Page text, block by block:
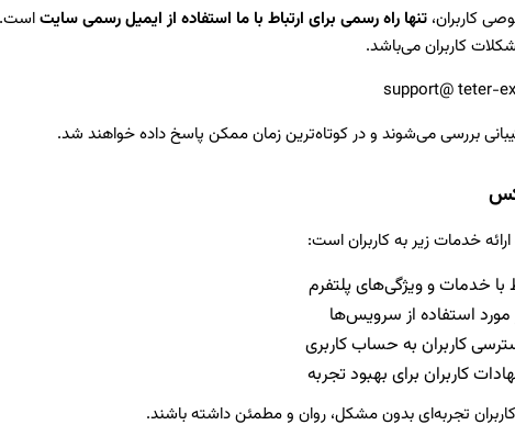
کاربران،تنها راه رسمی برای ارتباط با ما استفاده از ایمیل رسمی سایتاست.
کاربران می‌باشد.
بررسی می‌شوند و در کوتاه‌ترین زمان ممکن پاسخ داده خواهند شد.
خدمات زیر به کاربران است:
خدمات و ویژگی‌های پلتفرم
مورد استفاده از سرویس‌ها
کاربران به حساب کاربری
کاربران برای بهبود تجربه
تجربه‌ای بدون مشکل، روان و مطمئن داشته باشند.